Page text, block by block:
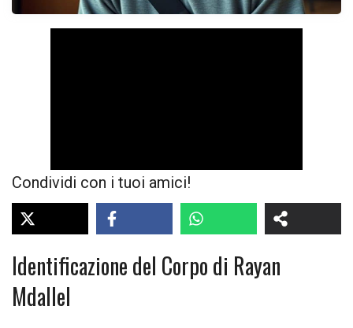
Condividi con i tuoi amici!
Identificazione del Corpo di Rayan
Mdallel